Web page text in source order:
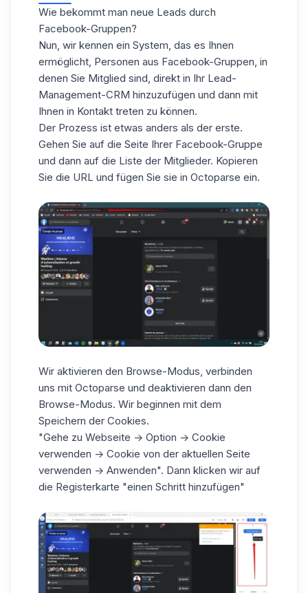
Wie bekommt man neue Leads durch
Facebook-Gruppen?
Nun, wir kennen ein System, das es Ihnen
ermöglicht, Personen aus Facebook-Gruppen, in
denen Sie Mitglied sind, direkt in Ihr Lead-
Management-CRM hinzuzufügen und dann mit
Ihnen in Kontakt treten zu können.
Der Prozess ist etwas anders als der erste.
Gehen Sie auf die Seite Ihrer Facebook-Gruppe
und dann auf die Liste der Mitglieder. Kopieren
Sie die URL und fügen Sie sie in Octoparse ein.
Wir aktivieren den Browse-Modus, verbinden
uns mit Octoparse und deaktivieren dann den
Browse-Modus. Wir beginnen mit dem
Speichern der Cookies.
"Gehe zu Webseite -> Option -> Cookie
verwenden -> Cookie von der aktuellen Seite
verwenden -> Anwenden". Dann klicken wir auf
die Registerkarte "einen Schritt hinzufügen"